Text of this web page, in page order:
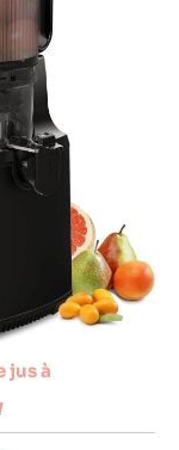
jus à